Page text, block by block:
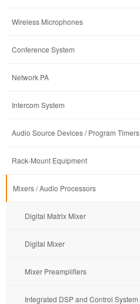
Wireless Microphones
Conference System
Network PA
Intercom System
Audio Source Devices / Program Timers
Rack-Mount Equipment
Mixers / Audio Processors
Digital Matrix Mixer
Digital Mixer
Mixer Preamplifiers
Integrated DSP and Control System